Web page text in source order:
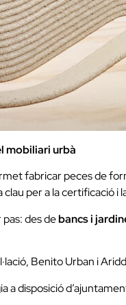
mobiliari urbà
fabricar peces de
per a la certificació i
des debancs i
Benito Urban i
a disposició